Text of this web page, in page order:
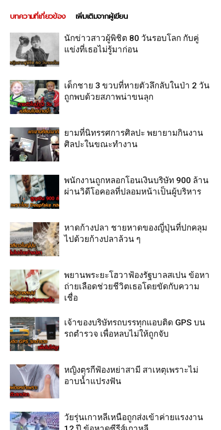
บทความที่เกี่ยวข้อง เพิ่มเติมจากผู้เขียน
นักข่าวสาวผู้พิชิต 80 วันรอบโลก กับคู่
แข่งที่เธอไม่รู้มาก่อน
เด็กชาย 3 ขวบที่หายตัวลึกลับในป่า 2 วัน
ถูกพบด้วยสภาพน่าขนลุก
ยามที่นิทรรศการศิลปะ พยายามกินงาน
ศิลปะในขณะทำงาน
พนักงานถูกหลอกโอนเงินบริษัท 900 ล้าน
ผ่านวิดีโอคอลที่ปลอมหน้าเป็นผู้บริหาร
หาดก้างปลา ชายหาดของญี่ปุ่นที่ปกคลุม
ไปด้วยก้างปลาล้วน ๆ
พยานพระยะโฮวาฟ้องรัฐบาลสเปน ข้อหา
ถ่ายเลือดช่วยชีวิตเธอโดยขัดกับความ
เชื่อ
เจ้าของบริษัทรถบรรทุกแอบติด GPS บน
รถตำรวจ เพื่อหลบไม่ให้ถูกจับ
หญิงตุรกีฟ้องหย่าสามี สาเหตุเพราะไม่
อาบน้ำแปรงฟัน
วัยรุ่นเกาหลีเหนือถูกส่งเข้าค่ายแรงงาน